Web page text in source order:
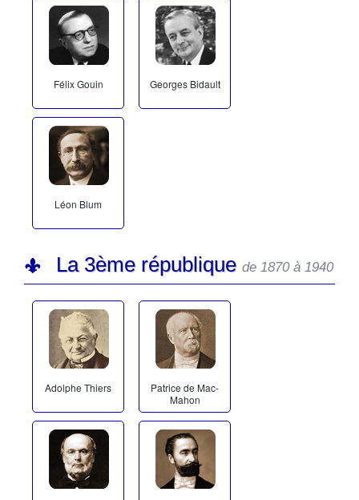
Félix Gouin Georges Bidault
Léon Blum
La 3ème république de 1870 à 1940
Adolphe Thiers
Patrice de Mac-
Mahon